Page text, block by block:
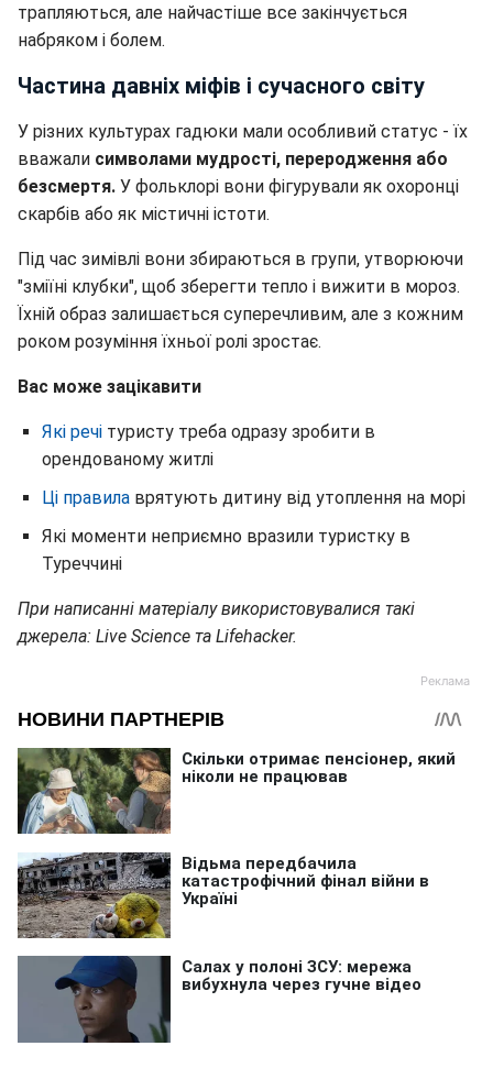
трапляються, але найчастіше все закінчується
набряком і болем.
Частина давніх міфів і сучасного світу
У різних культурах гадюки мали особливий статус - їх
вважали символами мудрості, переродження або
безсмертя. У фольклорі вони фігурували як охоронці
скарбів або як містичні істоти.
Під час зимівлі вони збираються в групи, утворюючи
"зміїні клубки", щоб зберегти тепло і вижити в мороз.
Їхній образ залишається суперечливим, але з кожним
роком розуміння їхньої ролі зростає.
Вас може зацікавити
Які речі туристу треба одразу зробити в
орендованому житлі
Ці правила врятують дитину від утоплення на морі
Які моменти неприємно вразили туристку в
Туреччині
При написанні матеріалу використовувалися такі
джерела: Live Science та Lifehacker.